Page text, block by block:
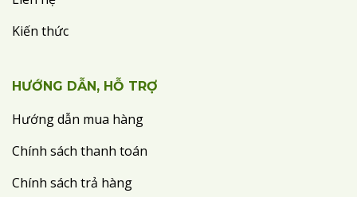
Kiến thức
HƯỚNG DẪN, HỖ TRỢ
Hướng dẫn mua hàng
Chính sách thanh toán
Chính sách trả hàng